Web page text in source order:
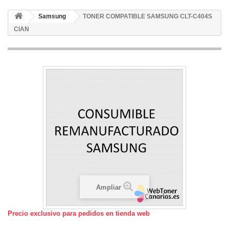
Samsung
TONER COMPATIBLE SAMSUNG CLT-C404S
CIAN
Ampliar
Precio exclusivo para pedidos en tienda web